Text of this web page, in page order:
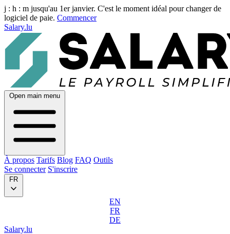
j : h : m jusqu'au 1er janvier. C'est le moment idéal pour changer de
logiciel de paie. Commencer
Salary.lu
Open main menu
À propos Tarifs Blog FAQ Outils
Se connecter S'inscrire
FR
EN
FR
DE
Salary.lu